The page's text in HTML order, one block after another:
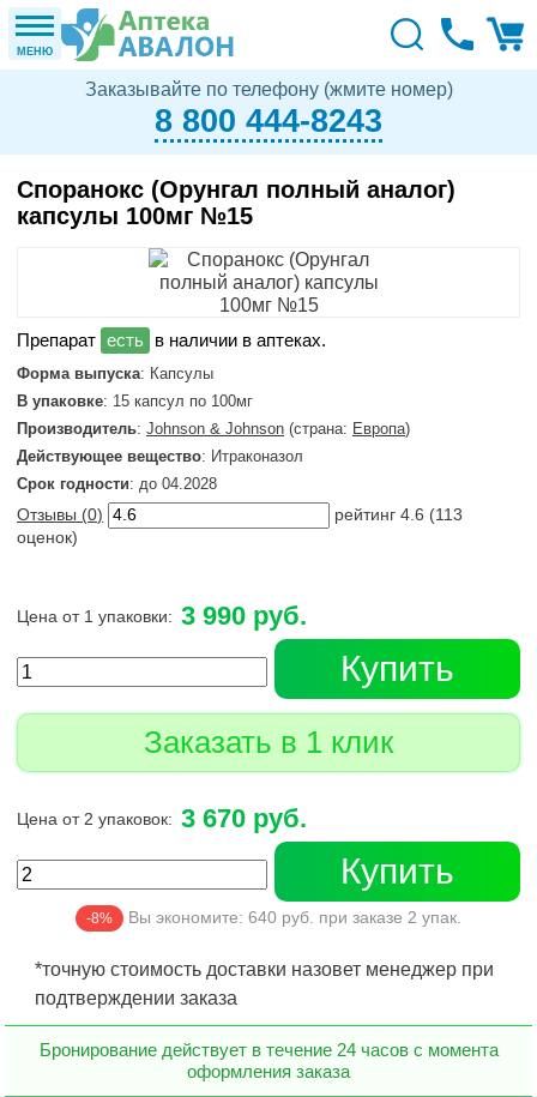
МЕНЮ
Заказывайте по телефону (жмите номер)
8 800 444-8243
Споранокс (Орунгал полный аналог)
капсулы 100мг №15
в наличии в аптеках.
Форма выпуска: Капсулы
В упаковке: 15 капсул по 100мг
Производитель: Johnson & Johnson (страна: Европа)
Действующее вещество: Итраконазол
Срок годности: до 04.2028
Отзывы (0) рейтинг 4.6 (113
оценок)
Цена от 1 упаковки: 3 990 руб.
Купить
Заказать в 1 клик
Цена от 2 упаковок: 3 670 руб.
Купить
-8% Вы экономите: 640 руб. при заказе 2 упак.
*точную стоимость доставки назовет менеджер при
подтверждении заказа
Бронирование действует в течение 24 часов с момента
оформления заказа